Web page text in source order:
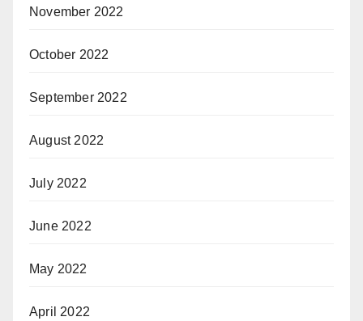
November 2022
October 2022
September 2022
August 2022
July 2022
June 2022
May 2022
April 2022